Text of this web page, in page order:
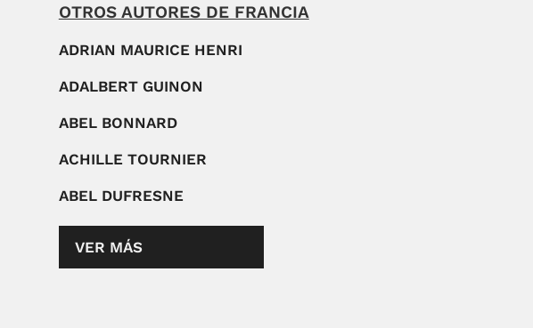
OTROS AUTORES DE FRANCIA
ADRIAN MAURICE HENRI
ADALBERT GUINON
ABEL BONNARD
ACHILLE TOURNIER
ABEL DUFRESNE
VER MÁS